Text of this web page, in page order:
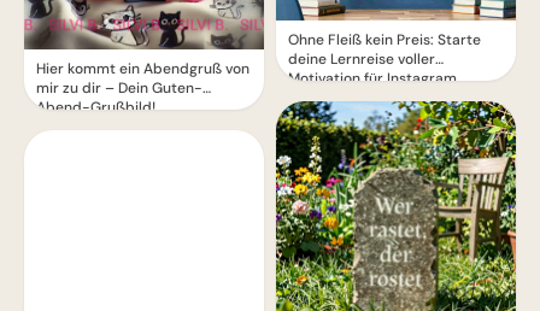
Hier kommt ein Abendgruß von
mir zu dir – Dein Guten-
Abend-Grußbild!
Ohne Fleiß kein Preis: Starte
deine Lernreise voller
Motivation für Instagram